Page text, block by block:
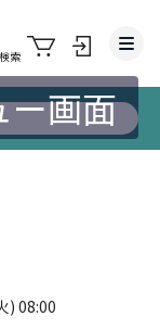
索
ー画面
) 08:00